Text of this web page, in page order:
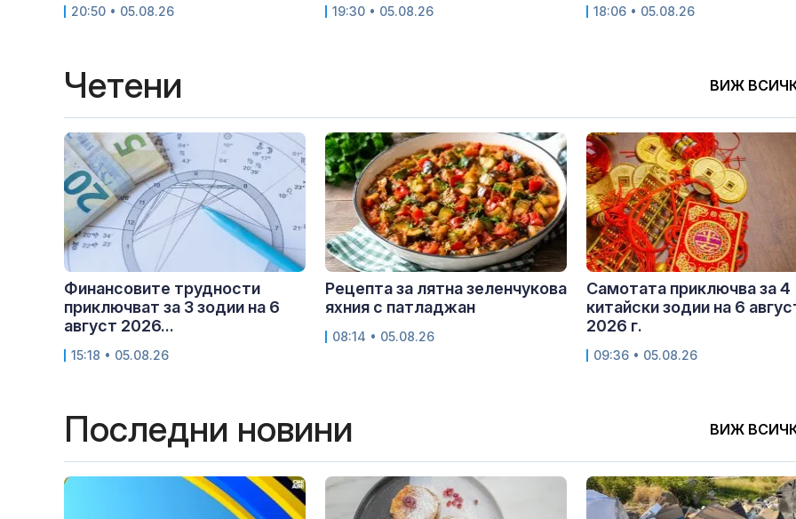
20:50 • 05.08.26 19:30 • 05.08.26 18:06 • 05.08.26
Четени ВИЖ
Финансовите трудности
приключват за 3 зодии на 6
август 2026...
15:18 • 05.08.26
Рецепта за лятна зеленчукова
яхния с патладжан
08:14 • 05.08.26
Самотата приключва за 4
китайски зодии на 6
2026 г.
09:36 • 05.08.26
Последни новини ВИЖ